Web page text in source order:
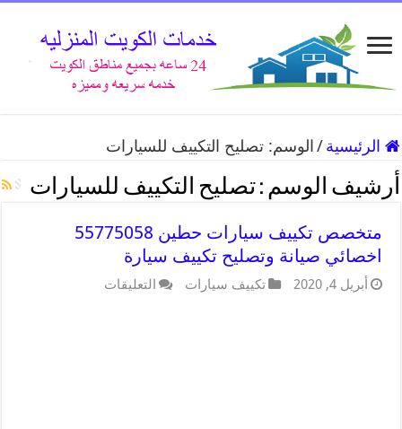
الرئيسية / الوسم:تصليح التكييف للسيارات
أرشيف الوسم :تصليح التكييف للسيارات
متخصص تكييف سيارات حطين 55775058
اخصائي صيانة وتصليح تكييف سيارة
أبريل 4, 2020 تكييف سيارات التعليقات